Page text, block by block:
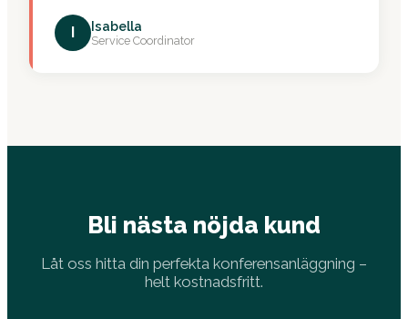
Isabella
Service Coordinator
Bli nästa nöjda kund
Låt oss hitta din perfekta konferensanläggning –
helt kostnadsfritt.